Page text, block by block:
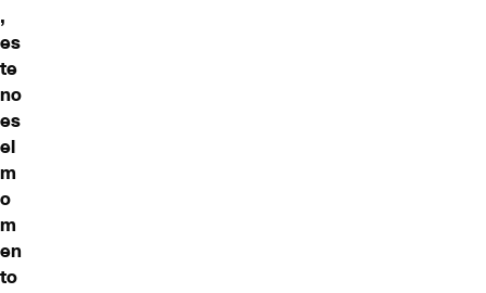
,
es
te
no
es
el
m
o
m
en
to